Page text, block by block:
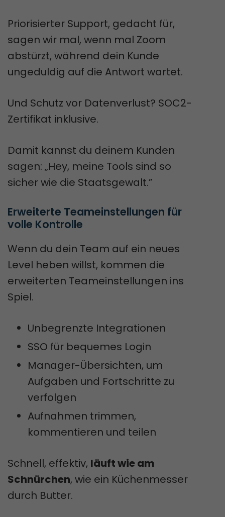
Priorisierter Support, gedacht für,
sagen wir mal, wenn mal Zoom
abstürzt, während dein Kunde
ungeduldig auf die Antwort wartet.
Und Schutz vor Datenverlust? SOC2-
Zertifikat inklusive.
Damit kannst du deinem Kunden
sagen: „Hey, meine Tools sind so
sicher wie die Staatsgewalt.”
Erweiterte Teameinstellungen für
volle Kontrolle
Wenn du dein Team auf ein neues
Level heben willst, kommen die
erweiterten Teameinstellungen ins
Spiel.
Unbegrenzte Integrationen
SSO für bequemes Login
Manager-Übersichten, um
Aufgaben und Fortschritte zu
verfolgen
Aufnahmen trimmen,
kommentieren und teilen
Schnell, effektiv, läuft wie am
Schnürchen, wie ein Küchenmesser
durch Butter.